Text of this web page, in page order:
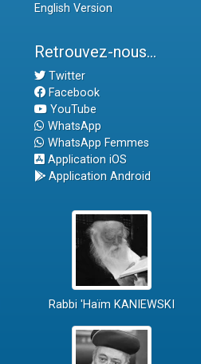
English Version
Retrouvez-nous...
Twitter
Facebook
YouTube
WhatsApp
WhatsApp Femmes
Application iOS
Application Android
Rabbi 'Haïm KANIEWSKI